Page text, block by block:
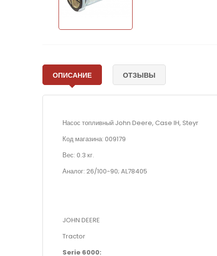
ОПИСАНИЕ ОТЗЫВЫ
Насос топливный John Deere, Case IH, Steyr
Код магазина: 009179
Вес: 0.3 кг.
Аналог: 26/100-90; AL78405
JOHN DEERE
Tractor
Serie 6000: